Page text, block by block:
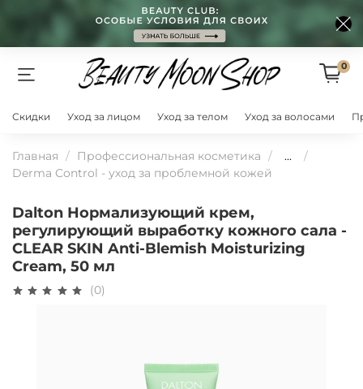
0
Скидки Уход за лицом Уход за телом Уход за волосами
Главная Профессиональная косметика
...
Derma Control - уход за проблемной кожей
Dalton Нормализующий крем,
регулирующий выработку кожного сала -
CLEAR SKIN Anti-Blemish Moisturizing
Cream, 50 мл
(0)